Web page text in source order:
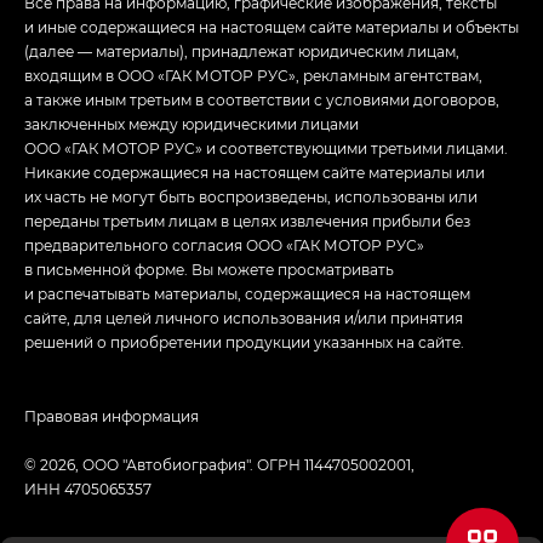
и иные содержащиеся на настоящем сайте материалы и объекты
(далее — материалы), принадлежат юридическим лицам,
входящим в ООО «ГАК МОТОР РУС», рекламным агентствам,
а также иным третьим в соответствии с условиями договоров,
заключенных между юридическими лицами
ООО «ГАК МОТОР РУС» и соответствующими третьими лицами.
Никакие содержащиеся на настоящем сайте материалы или
их часть не могут быть воспроизведены, использованы или
переданы третьим лицам в целях извлечения прибыли без
предварительного согласия ООО «ГАК МОТОР РУС»
в письменной форме. Вы можете просматривать
и распечатывать материалы, содержащиеся на настоящем
сайте, для целей личного использования и/или принятия
решений о приобретении продукции указанных на сайте.
© 2026, ООО "Автобиография". ОГРН 1144705002001,
ИНН 4705065357
Правовая информация